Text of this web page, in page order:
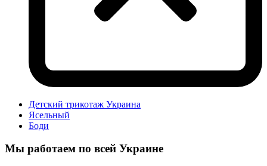
Детский трикотаж Украина
Ясельный
Боди
Мы работаем по всей Украине